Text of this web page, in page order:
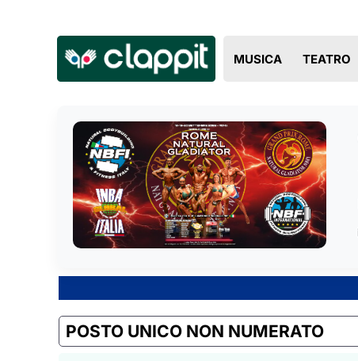
MUSICA TEATRO
POSTO UNICO NON NUMERATO